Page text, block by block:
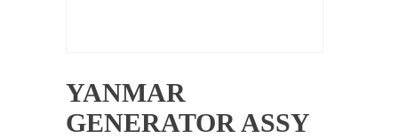
YANMAR
GENERATOR ASSY